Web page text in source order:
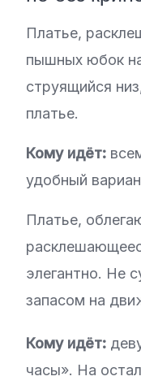
Платье,
пышных юбок
струящийся
платье.
Кому идёт:
удобный
Платье,
элегантно. Не
запасом на
Кому идёт:
часы». На